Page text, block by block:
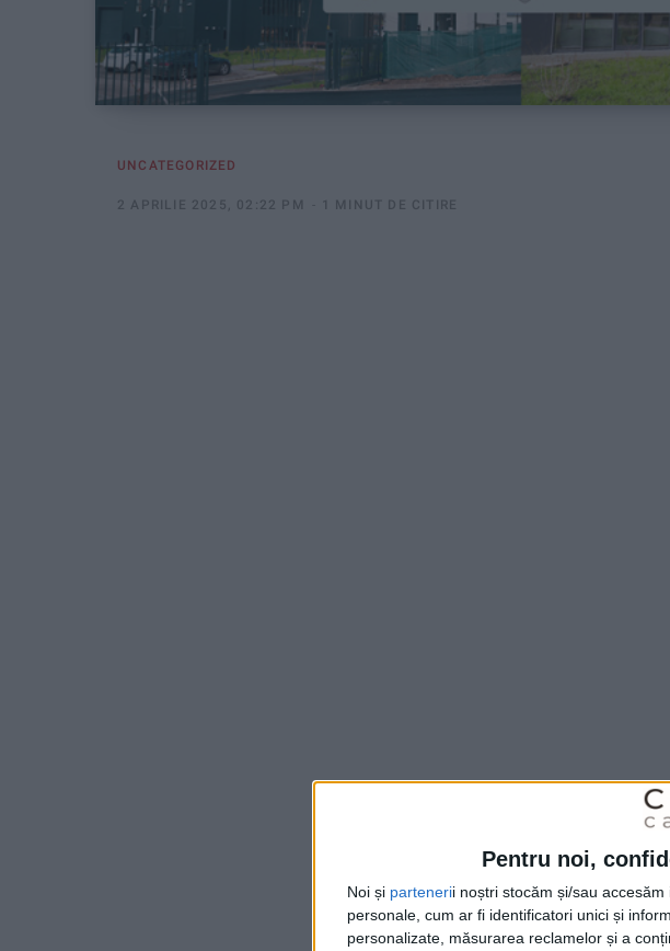
Pentru noi,
Noi și partenerii noștri stocăm și/sau
personale, cum ar fi identificatori unici și
personalizate, măsurarea reclamelor și a
UNCATEGORIZED
2 APRILIE 2025, 02:22 PM 1 MINUT DE CITIRE